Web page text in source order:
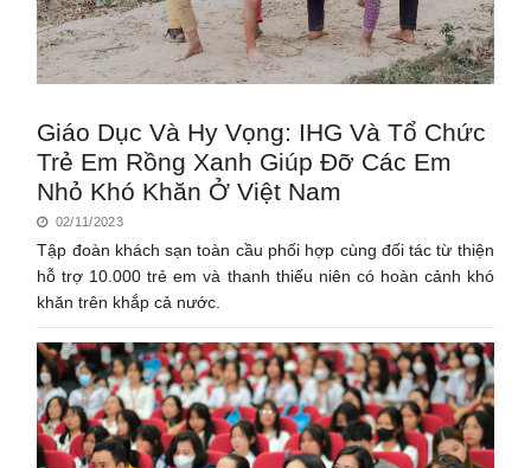
Giáo Dục Và Hy Vọng: IHG Và Tổ Chức
Trẻ Em Rồng Xanh Giúp Đỡ Các Em
Nhỏ Khó Khăn Ở Việt Nam
02/11/2023
Tập đoàn khách sạn toàn cầu phối hợp cùng đối tác từ thiện
hỗ trợ 10.000 trẻ em và thanh thiếu niên có hoàn cảnh khó
khăn trên khắp cả nước.